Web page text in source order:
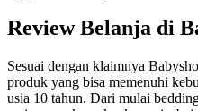
Review Belanja di
Sesuai dengan klaimnya
produk yang bisa memenuhi
usia 10 tahun. Dari mulai